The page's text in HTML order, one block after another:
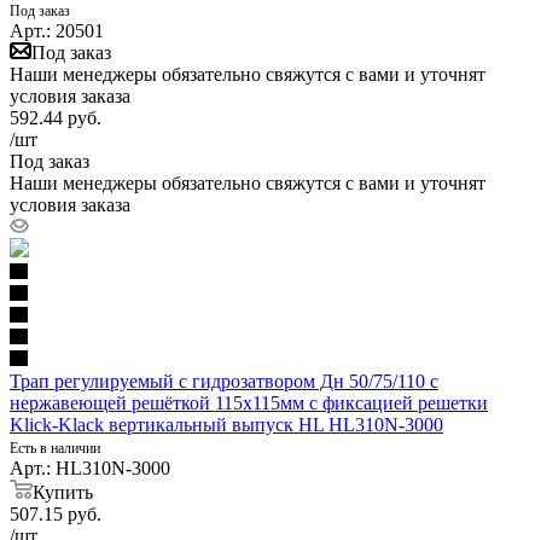
Под заказ
Арт.: 20501
Под заказ
Наши менеджеры обязательно свяжутся с вами и уточнят
условия заказа
592.44 руб.
/шт
Под заказ
Наши менеджеры обязательно свяжутся с вами и уточнят
условия заказа
Трап регулируемый с гидрозатвором Дн 50/75/110 с
нержавеющей решёткой 115х115мм с фиксацией решетки
Klick-Klack вертикальный выпуск HL HL310N-3000
Есть в наличии
Арт.: HL310N-3000
Купить
507.15 руб.
/шт